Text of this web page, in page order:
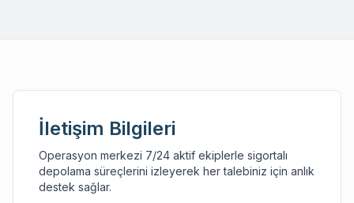
İletişim Bilgileri
Operasyon merkezi 7/24 aktif ekiplerle sigortalı
depolama süreçlerini izleyerek her talebiniz için anlık
destek sağlar.